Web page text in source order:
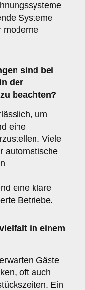
Systeme
moderne
sind bei
der
beachten?
um
eine
Viele
automatische
eine klare
Betriebe.
in einem
Gäste
oft auch
Ein